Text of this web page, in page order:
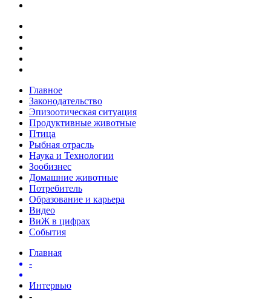
Главное
Законодательство
Эпизоотическая ситуация
Продуктивные животные
Птица
Рыбная отрасль
Наука и Технологии
Зообизнес
Домашние животные
Потребитель
Образование и карьера
Видео
ВиЖ в цифрах
События
Главная
-
Интервью
-